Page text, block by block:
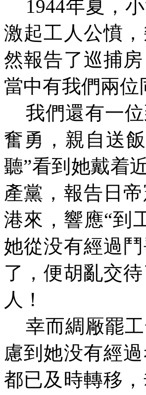
1944年夏，
激起工人公憤
然報告了巡捕
當中有我們兩
我們還有一位
奮勇，親自送
聽”看到她戴着
產黨，報告日
港來，響應“到
她從没有經過
了，便胡亂交
人！
幸而綢 厰罷
慮到她没有經
都已及時轉移，